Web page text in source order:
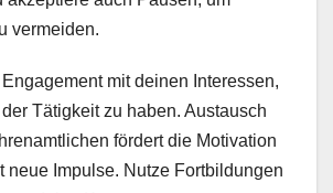
vermeiden.
mit deinen Interessen,
Tätigkeit zu haben. Austausch
fördert die Motivation
neue Impulse. Nutze Fortbildungen